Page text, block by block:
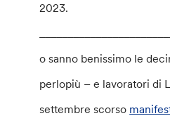
2023.
o sanno benissimo le
perlopiù – e lavoratori di
settembre scorso